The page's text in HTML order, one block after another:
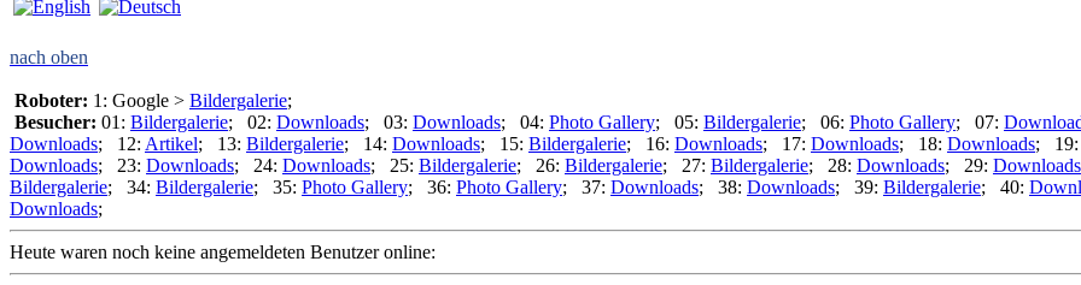
nach oben
Roboter: 1: Google > Bildergalerie;
Besucher: 01: Bildergalerie; 02: Downloads; 03: Downloads; 04: Photo Gallery; 05: Bildergalerie; 06: Photo Gallery; 07:
Downloads; 12: Artikel; 13: Bildergalerie; 14: Downloads; 15: Bildergalerie; 16: Downloads; 17: Downloads; 18: Downloads; 19:
Downloads; 23: Downloads; 24: Downloads; 25: Bildergalerie; 26: Bildergalerie; 27: Bildergalerie; 28: Downloads; 29: Downloads
Bildergalerie; 34: Bildergalerie; 35: Photo Gallery; 36: Photo Gallery; 37: Downloads; 38: Downloads; 39: Bildergalerie; 40:
Downloads;
Heute waren noch keine angemeldeten Benutzer online: